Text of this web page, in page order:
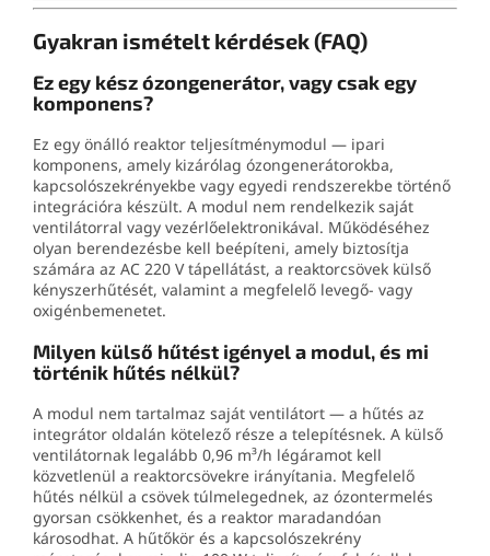
Gyakran ismételt kérdések (FAQ)
Ez egy kész ózongenerátor, vagy csak egy
komponens?
Ez egy önálló reaktor teljesítménymodul — ipari
komponens, amely kizárólag ózongenerátorokba,
kapcsolószekrényekbe vagy egyedi rendszerekbe történő
integrációra készült. A modul nem rendelkezik saját
ventilátorral vagy vezérlőelektronikával. Működéséhez
olyan berendezésbe kell beépíteni, amely biztosítja
számára az AC 220 V tápellátást, a reaktorcsövek külső
kényszerhűtését, valamint a megfelelő levegő- vagy
oxigénbemenetet.
Milyen külső hűtést igényel a modul, és mi
történik hűtés nélkül?
A modul nem tartalmaz saját ventilátort — a hűtés az
integrátor oldalán kötelező része a telepítésnek. A külső
ventilátornak legalább 0,96 m³/h légáramot kell
közvetlenül a reaktorcsövekre irányítania. Megfelelő
hűtés nélkül a csövek túlmelegednek, az ózontermelés
gyorsan csökkenhet, és a reaktor maradandóan
károsodhat. A hűtőkör és a kapcsolószekrény